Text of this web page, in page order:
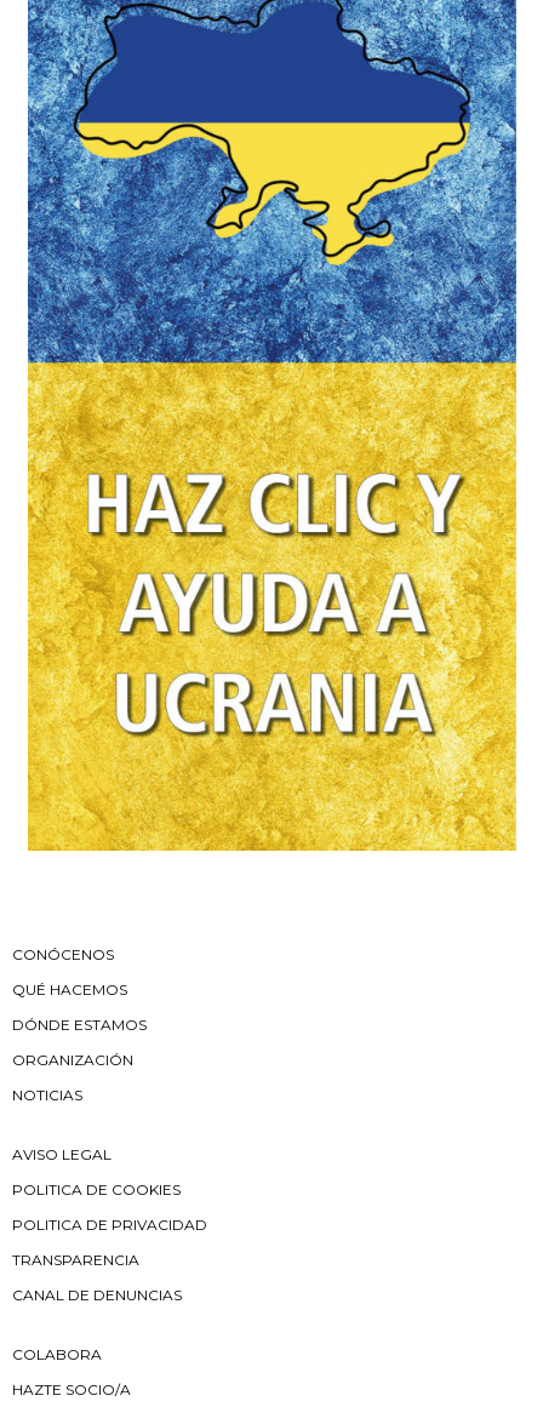
CONÓCENOS
QUÉ HACEMOS
DÓNDE ESTAMOS
ORGANIZACIÓN
NOTICIAS
AVISO LEGAL
POLITICA DE COOKIES
POLITICA DE PRIVACIDAD
TRANSPARENCIA
CANAL DE DENUNCIAS
COLABORA
HAZTE SOCIO/A